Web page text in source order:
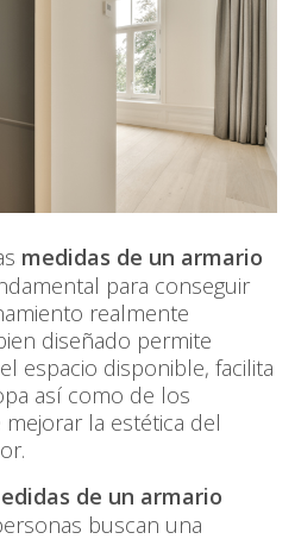
medidas de un armario
para conseguir
realmente
diseñado permite
espacio disponible, facilita
así como de los
la estética del
de un armario
buscan una